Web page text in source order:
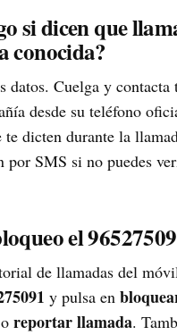
si dicen que
conocida?
datos. Cuelga y contacta
desde su teléfono
te dicten durante la
por SMS si no puedes
el
de llamadas del
y pulsa en
o reportar llamada.